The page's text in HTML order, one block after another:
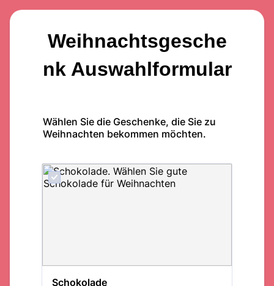
Weihnachtsgesche
nk Auswahlformular
Wählen Sie die Geschenke, die Sie zu
Weihnachten bekommen möchten.
Schokolade